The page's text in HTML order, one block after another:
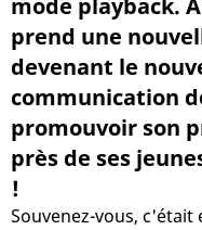
mode playback.
prend une
devenant le
communication
promouvoir son
près de ses
!
Souvenez-vous,